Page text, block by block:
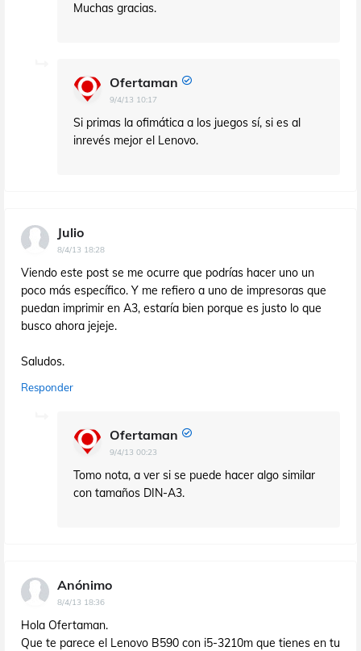
Muchas gracias.
Ofertaman
9/4/13 10:17
Si primas la ofimática a los juegos sí, si es al
inrevés mejor el Lenovo.
Julio
8/4/13 18:28
Viendo este post se me ocurre que podrías hacer uno un
poco más específico. Y me refiero a uno de impresoras que
puedan imprimir en A3, estaría bien porque es justo lo que
busco ahora jejeje.
Saludos.
Responder
Ofertaman
9/4/13 00:23
Tomo nota, a ver si se puede hacer algo similar
con tamaños DIN-A3.
Anónimo
8/4/13 18:36
Hola Ofertaman.
Que te parece el Lenovo B590 con i5-3210m que tienes en tu